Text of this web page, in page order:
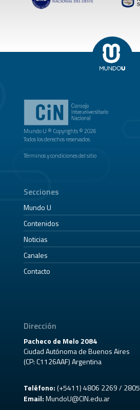
Mundo U ® Copyrights © 2026
Todos los derechos reservados.
Términos y condiciones del sitio
Secciones
Mundo U
Contenidos
Noticias
Canales
Contacto
Dirección
Pacheco de Melo 2084
Ciudad Autónoma de Buenos Aires
(CP: C1126AAF) Argentina
Teléfono:(+5411) 4806 2269 / 2805
Email: MundoU@CIN.edu.ar